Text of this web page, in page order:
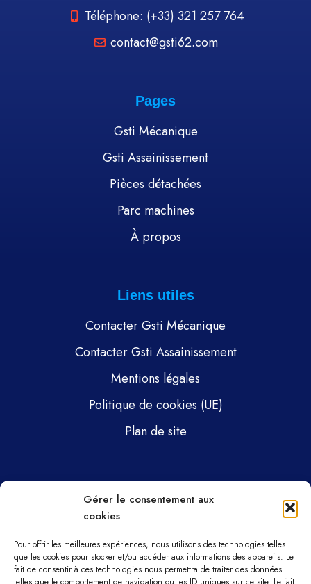
Gérer le consentement aux
cookies
Pour offrir les meilleures expériences, nous utilisons des technologies telles
que les cookies pour stocker et/ou accéder aux informations des appareils. Le
fait de consentir à ces technologies nous permettra de traiter des données
Téléphone: (+33) 321 257 764
contact@gsti62.com
Pages
Gsti Mécanique
Gsti Assainissement
Pièces détachées
Parc machines
À propos
Liens utiles
Contacter Gsti Mécanique
Contacter Gsti Assainissement
Mentions légales
Politique de cookies (UE)
Plan de site
Gsti Mécanique
Gsti Assainissement
Pièces détachées